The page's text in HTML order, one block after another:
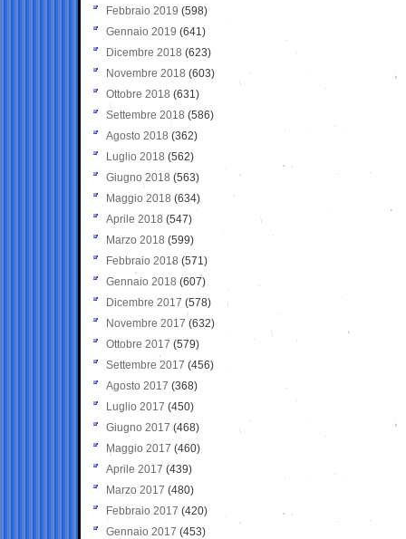
Febbraio 2019 (598)
Gennaio 2019 (641)
Dicembre 2018 (623)
Novembre 2018 (603)
Ottobre 2018 (631)
Settembre 2018 (586)
Agosto 2018 (362)
Luglio 2018 (562)
Giugno 2018 (563)
Maggio 2018 (634)
Aprile 2018 (547)
Marzo 2018 (599)
Febbraio 2018 (571)
Gennaio 2018 (607)
Dicembre 2017 (578)
Novembre 2017 (632)
Ottobre 2017 (579)
Settembre 2017 (456)
Agosto 2017 (368)
Luglio 2017 (450)
Giugno 2017 (468)
Maggio 2017 (460)
Aprile 2017 (439)
Marzo 2017 (480)
Febbraio 2017 (420)
Gennaio 2017 (453)